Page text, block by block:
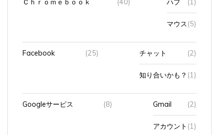
Ｃｈｒｏｍｅｂｏｏｋ (40) ハブ (1)
マウス (5)
Facebook (25) チャット (2)
知り合いかも？ (1)
Googleサービス (8) Gmail (2)
アカウント (1)